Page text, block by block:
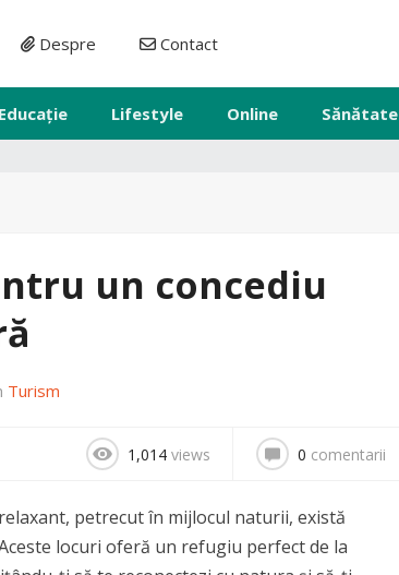
Despre Contact
Educație Lifestyle Online Sănătate
un concediu
Turism
1,014 views 0 comentarii
petrecut în mijlocul naturii, există
locuri oferă un refugiu perfect de la